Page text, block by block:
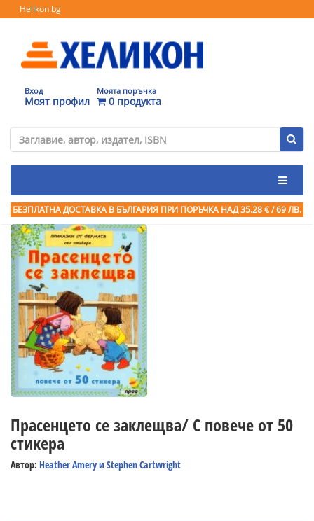
Helikon.bg
Вход
Моят профил
Моята поръчка
0 продукта
БЕЗПЛАТНА ДОСТАВКА В БЪЛГАРИЯ ПРИ ПОРЪЧКА НАД 35.28 € / 69 ЛВ.
Прасенцето се заклещва/ С повече от 50
стикера
Автор: Heather Amery и Stephen Cartwright